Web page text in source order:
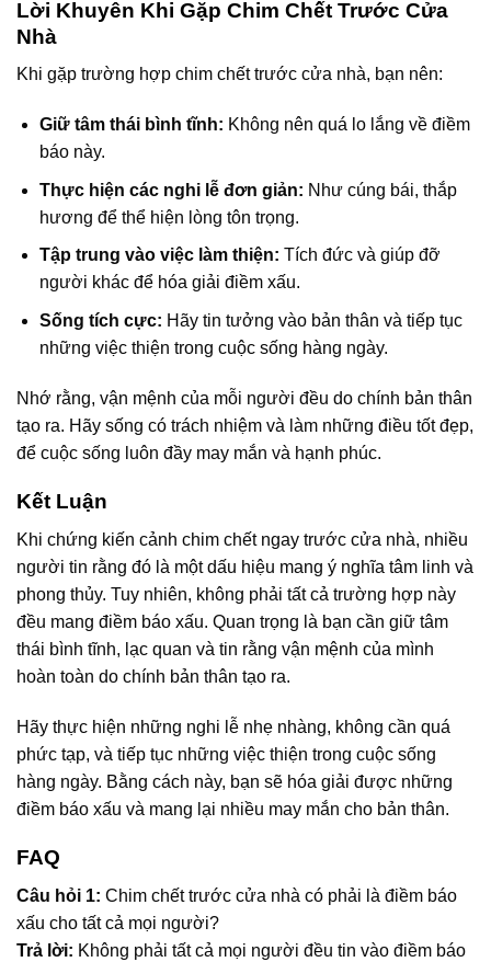
Lời Khuyên Khi Gặp Chim Chết Trước Cửa
Nhà
Khi gặp trường hợp chim chết trước cửa nhà, bạn nên:
Giữ tâm thái bình tĩnh: Không nên quá lo lắng về điềm
báo này.
Thực hiện các nghi lễ đơn giản: Như cúng bái, thắp
hương để thể hiện lòng tôn trọng.
Tập trung vào việc làm thiện: Tích đức và giúp đỡ
người khác để hóa giải điềm xấu.
Sống tích cực: Hãy tin tưởng vào bản thân và tiếp tục
những việc thiện trong cuộc sống hàng ngày.
Nhớ rằng, vận mệnh của mỗi người đều do chính bản thân
tạo ra. Hãy sống có trách nhiệm và làm những điều tốt đẹp,
để cuộc sống luôn đầy may mắn và hạnh phúc.
Kết Luận
Khi chứng kiến cảnh chim chết ngay trước cửa nhà, nhiều
người tin rằng đó là một dấu hiệu mang ý nghĩa tâm linh và
phong thủy. Tuy nhiên, không phải tất cả trường hợp này
đều mang điềm báo xấu. Quan trọng là bạn cần giữ tâm
thái bình tĩnh, lạc quan và tin rằng vận mệnh của mình
hoàn toàn do chính bản thân tạo ra.
Hãy thực hiện những nghi lễ nhẹ nhàng, không cần quá
phức tạp, và tiếp tục những việc thiện trong cuộc sống
hàng ngày. Bằng cách này, bạn sẽ hóa giải được những
điềm báo xấu và mang lại nhiều may mắn cho bản thân.
FAQ
Câu hỏi 1: Chim chết trước cửa nhà có phải là điềm báo
xấu cho tất cả mọi người?
Trả lời: Không phải tất cả mọi người đều tin vào điềm báo